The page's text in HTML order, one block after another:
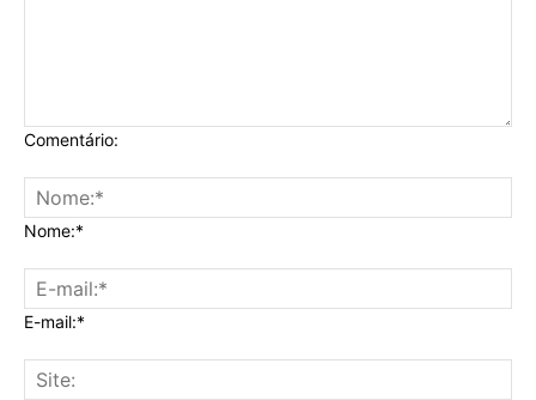
Comentário:
Nome:*
E-mail:*